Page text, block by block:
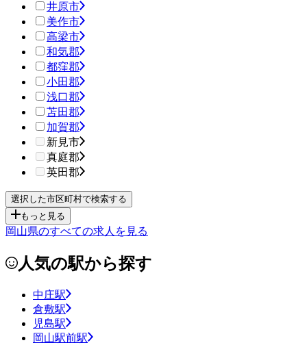
井原市
美作市
高梁市
和気郡
都窪郡
小田郡
浅口郡
苫田郡
加賀郡
新見市
真庭郡
英田郡
もっと見る
岡山県のすべての求人を見る
人気の駅から探す
中庄駅
倉敷駅
児島駅
岡山駅前駅